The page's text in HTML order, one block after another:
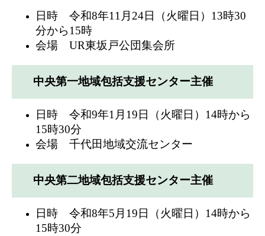
日時 令和8年11月24日（火曜日）13時30
分から15時
会場 UR東坂戸公団集会所
中央第一地域包括支援センター主催
日時 令和9年1月19日（火曜日）14時から
15時30分
会場 千代田地域交流センター
中央第二地域包括支援センター主催
日時 令和8年5月19日（火曜日）14時から
15時30分